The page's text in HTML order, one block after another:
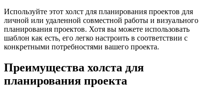
Используйте этот холст для планирования проектов для
личной или удаленной совместной работы и визуального
планирования проектов. Хотя вы можете использовать
шаблон как есть, его легко настроить в соответствии с
конкретными потребностями вашего проекта.
Преимущества холста для
планирования проекта